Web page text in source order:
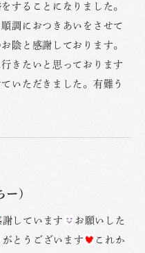
することになりました。
調におつきあいをさせて
陰と感謝しております。
きたいと思っております
いただきました。有難う
ー)
謝しています
お願いした
がとうございます
これか